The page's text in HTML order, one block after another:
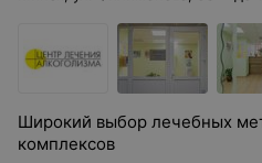
Широкий выбор лечебных
комплексов